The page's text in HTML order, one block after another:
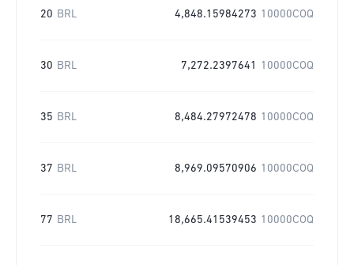
20 BRL 4,848.15984273 10000COQ
30 BRL 7,272.2397641 10000COQ
35 BRL 8,484.27972478 10000COQ
37 BRL 8,969.09570906 10000COQ
77 BRL 18,665.41539453 10000COQ